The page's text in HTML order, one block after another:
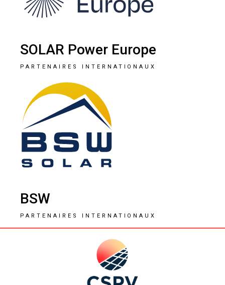
SOLAR Power Europe
PARTENAIRES INTERNATIONAUX
BSW
PARTENAIRES INTERNATIONAUX